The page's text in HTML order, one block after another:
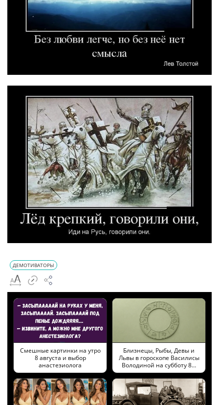
ДЕМОТИВАТОРЫ
Смешные картинки на утро
8 августа и выбор
анастезиолога
Близнецы, Рыбы, Девы и
Львы в гороскопе Василисы
Володиной на субботу 8…